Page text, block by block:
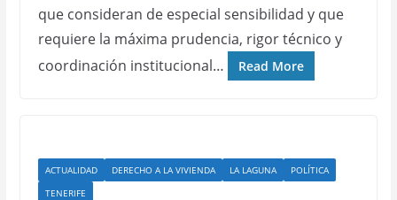
que consideran de especial sensibilidad y que
requiere la máxima prudencia, rigor técnico y
coordinación institucional…
Read More
ACTUALIDAD DERECHO A LA VIVIENDA LA LAGUNA
POLÍTICA
TENERIFE